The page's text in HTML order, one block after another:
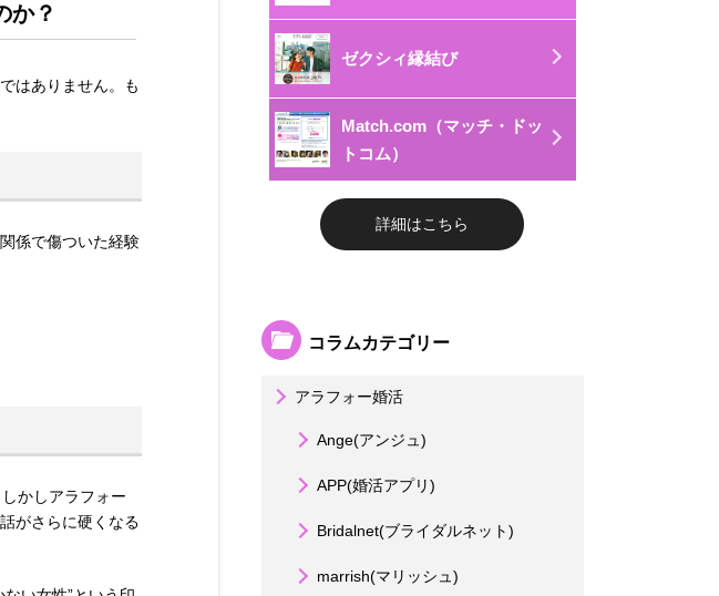
か？
はありません。も
係で傷ついた経験
かしアラフォー
がさらに硬くなる
ゼクシィ縁結び
Match.com（マッチ・ドッ
トコム）
詳細はこちら
コラムカテゴリー
アラフォー婚活
Ange(アンジュ)
APP(婚活アプリ)
Bridalnet(ブライダルネット)
marrish(マリッシュ)